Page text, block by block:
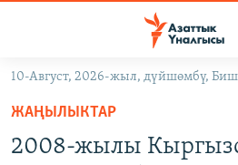
Навигацияга
өтүңүз
салыңыз
10-Август, 2026-жыл, дүйшөмбү,
ЖАҢЫЛЫКТАР
2008-жылы